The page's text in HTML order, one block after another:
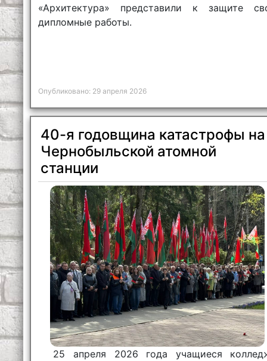
«Архитектура» представили к защите
дипломные работы.
Опубликовано: 29 апреля 2026
40-я годовщина катастрофы на
Чернобыльской атомной
станции
25 апреля 2026 года учащиеся